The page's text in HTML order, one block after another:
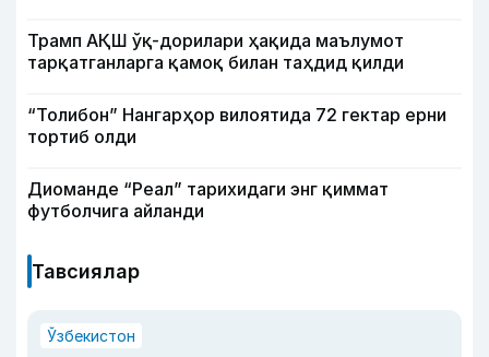
Трамп АҚШ ўқ-дорилари ҳақида маълумот
тарқатганларга қамоқ билан таҳдид қилди
“Толибон” Нангарҳор вилоятида 72 гектар ерни
тортиб олди
Диоманде “Реал” тарихидаги энг қиммат
футболчига айланди
Тавсиялар
Ўзбекистон